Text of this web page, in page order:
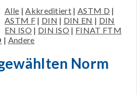
Alle |Akkreditiert |ASTM D |
ASTM F| DIN | DIN EN | DIN
EN ISO | DIN ISO | FINAT FTM
| Andere
Norm